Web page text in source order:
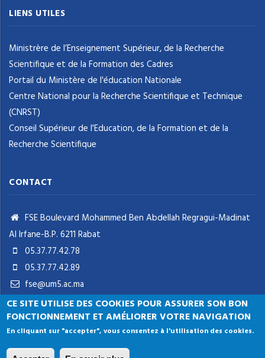
LIENS UTILES
Ministrère de l’Enseignement Supérieur, de la Recherche
Scientifique et de la Formation des Cadres
Portail du Ministère de l'éducation Nationale
Centre National pour la Recherche Scientifique et Technique
(CNRST)
Conseil Supérieur de l'Education, de la Formation et de la
Recherche Scientifique
CONTACT
FSE Boulevard Mohammed Ben Abdellah Regragui-Madinat
Al Irfane-B.P. 6211 Rabat
05.37.77.42.78
05.37.77.42.89
fse@um5.ac.ma
Université Mohammed V Rabat
© Copyright 2024 . Tous les droits sont réservés
CE SITE UTILISE DES COOKIES POUR ASSURER SON BON
FONCTIONNEMENT ET AMÉLIORER VOTRE NAVIGATION
En cliquant sur "accepter", vous consentez à l'utilisation des cookies.